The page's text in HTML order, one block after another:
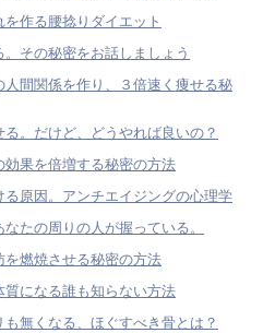
作る腰捻りダイエット
その秘密をお話しましょう
間関係を作り、３倍速く痩せる秘
。だけど、どうやれば良いの？
果を倍増する秘密の方法
原因。アンチエイジングの心理学
たの周りの人が握っている。
燃焼させる秘密の方法
になる誰も知らない方法
無くなる、ほぐすべき骨とは？